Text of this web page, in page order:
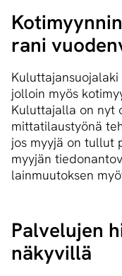
ra­ni
jolloin myös
Kuluttajalla on nyt
mittatilaustyönä
jos myyjä on tullut
myyjän
lainmuutoksen
Pal­ve­lu­jen
nä­ky­vil­lä